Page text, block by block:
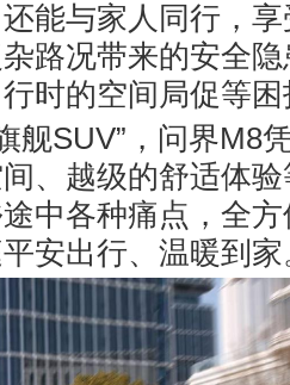
能与家人同行，
路况带来的安全
时的空间局促等困
舰SUV”，问界M8
、越级的舒适体
中各种痛点，全
安出行、温暖到家